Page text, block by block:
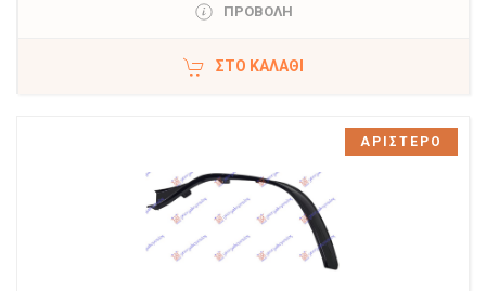
ΠΡΟΒΟΛΗ
ΣΤΟ ΚΑΛΆΘΙ
ΑΡΙΣΤΕΡΟ